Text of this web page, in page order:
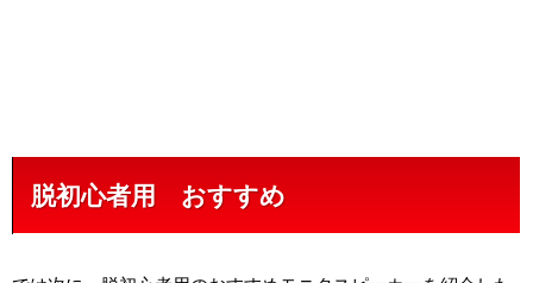
脱初心者用 おすすめ